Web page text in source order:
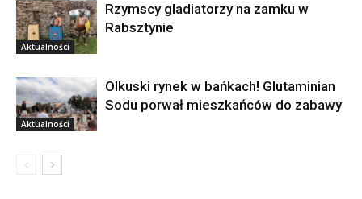
Aktualności
Rzymscy gladiatorzy na zamku w
Rabsztynie
Aktualności
Olkuski rynek w bańkach! Glutaminian
Sodu porwał mieszkańców do zabawy